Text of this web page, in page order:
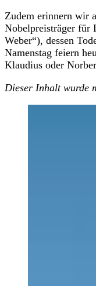
Zudem erinnern wir
Nobelpreisträger für
Weber“), dessen
Namenstag feiern
Klaudius oder
Dieser Inhalt wurde